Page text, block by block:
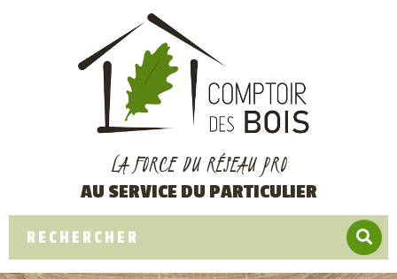
LA FORCE DU RÉSEAU PRO
AU SERVICE DU PARTICULIER